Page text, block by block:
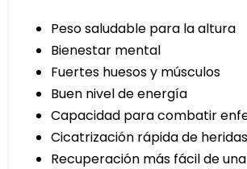
Peso saludable para la altura
Bienestar mental
Fuertes huesos y músculos
Buen nivel de energía
Capacidad para combatir
Cicatrización rápida de heridas
Recuperación más fácil de